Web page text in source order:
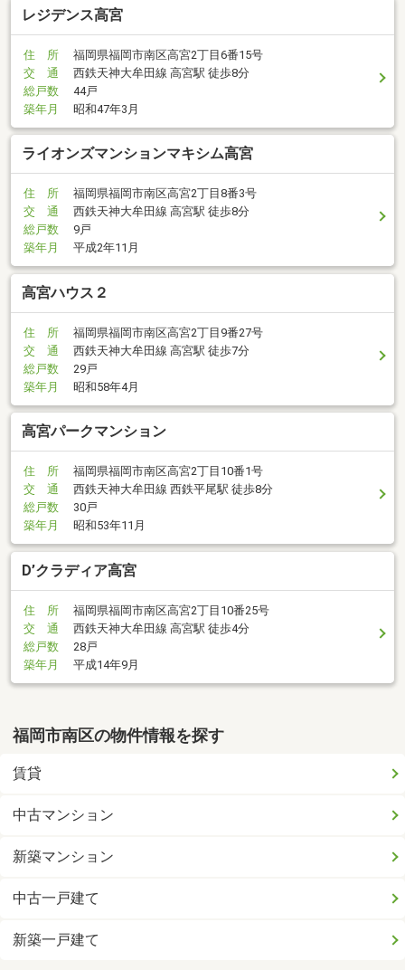
レジデンス高宮
住 所
福岡県福岡市南区高宮2丁目6番15号
交 通
西鉄天神大牟田線 高宮駅 徒歩8分
総戸数
44戸
築年月
昭和47年3月
ライオンズマンションマキシム高宮
住 所
福岡県福岡市南区高宮2丁目8番3号
交 通
西鉄天神大牟田線 高宮駅 徒歩8分
総戸数
9戸
築年月
平成2年11月
高宮ハウス２
住 所
福岡県福岡市南区高宮2丁目9番27号
交 通
西鉄天神大牟田線 高宮駅 徒歩7分
総戸数
29戸
築年月
昭和58年4月
高宮パークマンション
住 所
福岡県福岡市南区高宮2丁目10番1号
交 通
西鉄天神大牟田線 西鉄平尾駅 徒歩8分
総戸数
30戸
築年月
昭和53年11月
D’クラディア高宮
住 所
福岡県福岡市南区高宮2丁目10番25号
交 通
西鉄天神大牟田線 高宮駅 徒歩4分
総戸数
28戸
築年月
平成14年9月
福岡市南区の物件情報を探す
賃貸
中古マンション
新築マンション
中古一戸建て
新築一戸建て